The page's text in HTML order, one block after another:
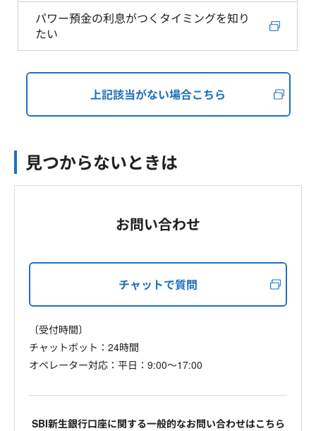
パワー預金の利息がつくタイミングを知り
たい
上記該当がない場合こちら
見つからないときは
お問い合わせ
チャットで質問
〔受付時間〕
チャットボット：24時間
オペレーター対応：平日：9:00～17:00
SBI新生銀行口座に関する一般的なお問い合わせはこちら